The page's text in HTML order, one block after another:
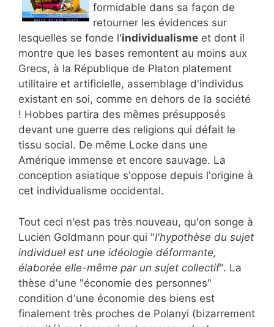
formidable dans sa façon de
retourner les évidences sur
lesquelles se fonde l'individualisme et dont il
montre que les bases remontent au moins aux
Grecs, à la République de Platon platement
utilitaire et artificielle, assemblage d'individus
existant en soi, comme en dehors de la société
! Hobbes partira des mêmes présupposés
devant une guerre des religions qui défait le
tissu social. De même Locke dans une
Amérique immense et encore sauvage. La
conception asiatique s'oppose depuis l'origine à
cet individualisme occidental.
Tout ceci n'est pas très nouveau, qu'on songe à
Lucien Goldmann pour qui "l'hypothèse du sujet
individuel est une idéologie déformante,
élaborée elle-même par un sujet collectif". La
thèse d'une "économie des personnes"
condition d'une économie des biens est
finalement très proches de Polanyi (bizarrement